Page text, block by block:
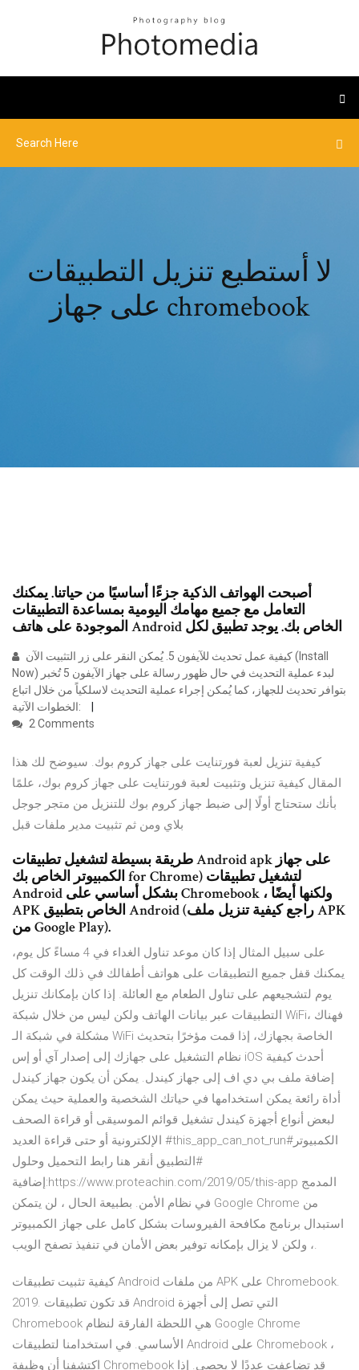
لا أستطيع تنزيل التطبيقات
على جهاز chromebook
أصبحت الهواتف الذكية جزءًا أساسيًا من حياتنا. يمكنك
التعامل مع جميع مهامك اليومية بمساعدة التطبيقات
الموجودة على هاتف Android الخاص بك. يوجد تطبيق لكل
Now) لبدء عملية التحديث في حال ظهور رسالة على جهاز الآيفون 5 تُخبر
بتوافر تحديث للجهاز، كما يُمكن إجراء عملية التحديث لاسلكياً من خلال اتباع
الخطوات الآتية:
2 Comments
كيفية تنزيل لعبة فورتنايت على جهاز كروم بوك. سيوضح لك هذا
المقال كيفية تنزيل وتثبيت لعبة فورتنايت على جهاز كروم بوك، علمًا
بأنك ستحتاج أولًا إلى ضبط جهاز كروم بوك للتنزيل من متجر جوجل
بلاي ومن ثم تثبيت مدير ملفات قبل
طريقة بسيطة لتشغيل تطبيقات Android apk على جهاز
الكمبيوتر الخاص بك for Chrome) لتشغيل تطبيقات
Android بشكل أساسي على Chromebook ، ولكنها أيضًا
APK الخاص بتطبيق Android (راجع كيفية تنزيل ملف APK
من Google Play).
على سبيل المثال إذا كان موعد تناول الغداء في 4 مساءً كل يوم،
يمكنك قفل جميع التطبيقات على هواتف أطفالك في ذلك الوقت كل
يوم لتشجيعهم على تناول الطعام مع العائلة. إذا كان بإمكانك تنزيل
التطبيقات عبر بيانات الهاتف ولكن ليس من خلال شبكة WiFi، فهناك
مشكلة في شبكة الـ WiFi الخاصة بجهازك، إذا قمت مؤخرًا بتحديث
نظام التشغيل على جهازك إلى إصدار آي أو إس iOS أحدث كيفية
إضافة ملف بي دي اف إلى جهاز كيندل. يمكن أن يكون جهاز كيندل
أداة رائعة يمكن استخدامها في حياتك الشخصية والعملية حيث يمكن
لبعض أنواع أجهزة كيندل تشغيل قوائم الموسيقى أو قراءة الصحف
الإلكترونية أو حتى قراءة العديد #this_app_can_not_run#الكمبيوتر
#التطبيق أنقر هنا رابط التحميل وحلول
إضافية:https://www.proteachin.com/2019/05/this-app المدمج
في نظام الأمن. بطبيعة الحال ، لن يتمكن Google Chrome من
استبدال برنامج مكافحة الفيروسات بشكل كامل على جهاز الكمبيوتر
، ولكن لا يزال بإمكانه توفير بعض الأمان في تنفيذ تصفح الويب.
كيفية تثبيت تطبيقات Android من ملفات APK على Chromebook.
2019. قد تكون تطبيقات Android التي تصل إلى أجهزة
Chromebook هي اللحظة الفارقة لنظام Google Chrome
الأساسي. في استخدامنا لتطبيقات Android على Chromebook ،
اكتشفنا أن وظيفة Chromebook قد تضاعفت عددًا لا يحصى. إذا